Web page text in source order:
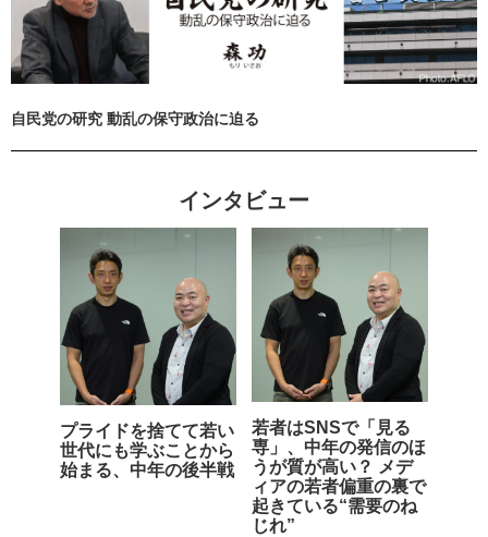
自民党の研究 動乱の保守政治に迫る
インタビュー
プライドを捨てて若い
世代にも学ぶことから
始まる、中年の後半戦
若者はSNSで「見る
専」、中年の発信のほ
うが質が高い？ メデ
ィアの若者偏重の裏で
起きている“需要のね
じれ”